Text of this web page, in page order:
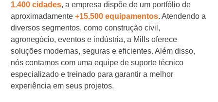
1.400 cidades, a empresa dispõe de um portfólio de
aproximadamente+15.500 equipamentos. Atendendo a
diversos segmentos, como construção civil,
agronegócio, eventos e indústria, a Mills oferece
soluções modernas, seguras e eficientes. Além disso,
nós contamos com uma equipe de suporte técnico
especializado e treinado para garantir a melhor
experiência em seus projetos.